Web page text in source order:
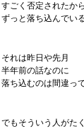
すごく否定されたか
ずっと落ち込んでい
それは昨日や先月
半年前の話なのに
落ち込むのは間違っ
でもそういう人がた